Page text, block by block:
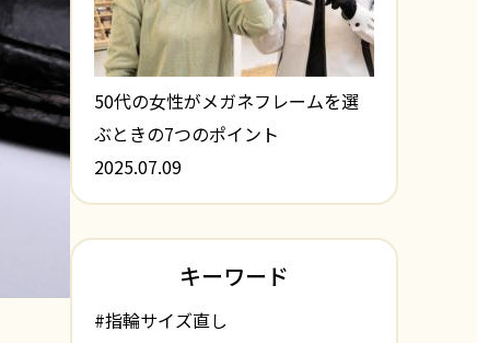
50代の女性がメガネフレームを選
ぶときの7つのポイント
2025.07.09
キーワード
#指輪サイズ直し